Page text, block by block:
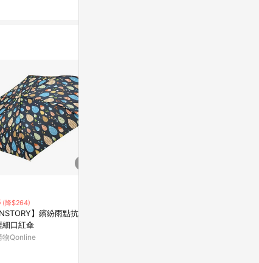
(降$264)
】繽紛雨點抗UV
細口紅傘
物Qonline